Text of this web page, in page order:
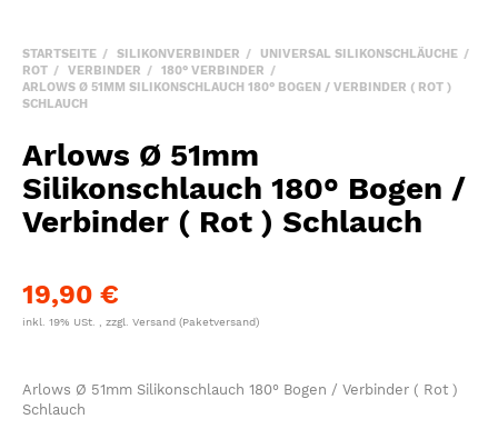
STARTSEITE SILIKONVERBINDER
UNIVERSAL SILIKONSCHLÄUCHE
ROT
VERBINDER
180° VERBINDER
ARLOWS Ø 51MM SILIKONSCHLAUCH 180° BOGEN / VERBINDER ( ROT )
SCHLAUCH
Arlows Ø 51mm
Silikonschlauch 180° Bogen /
Verbinder ( Rot ) Schlauch
19,90 €
inkl. 19% USt. , zzgl. Versand (Paketversand)
Arlows Ø 51mm Silikonschlauch 180° Bogen / Verbinder ( Rot )
Schlauch